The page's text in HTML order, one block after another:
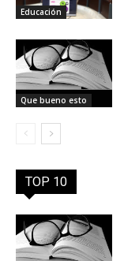
Educación
Que bueno esto
TOP 10